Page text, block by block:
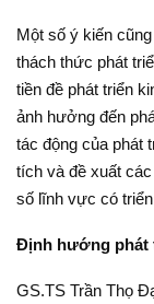
Một số ý kiến
thách thức phát
tiền đề phát triển
ảnh hưởng đến
tác động của phát
tích và đề xuất
số lĩnh vực có
Định hướng phát
GS.TS Trần Thọ